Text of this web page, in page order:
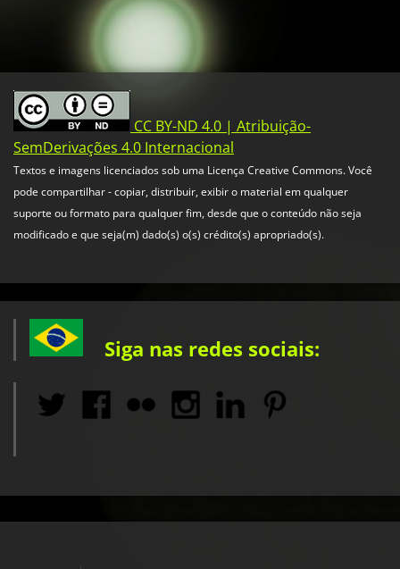
CC BY-ND 4.0 | Atribuição-
SemDerivações 4.0 Internacional
Textos e imagens licenciados sob uma Licença Creative Commons. Você
pode compartilhar - copiar, distribuir, exibir o material em qualquer
suporte ou formato para qualquer fim, desde que o conteúdo não seja
modificado e que seja(m) dado(s) o(s) crédito(s) apropriado(s).
Siga nas redes sociais: